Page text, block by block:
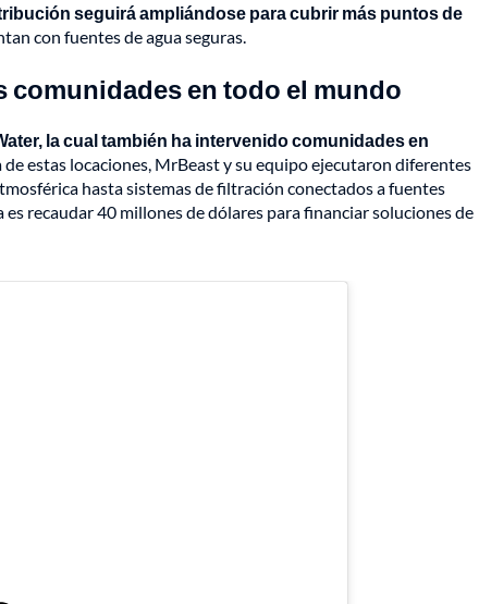
seguirá ampliándose para cubrir más puntos de
con fuentes de agua seguras.
comunidades en todo el mundo
la cual también ha intervenido comunidades en
de estas locaciones, MrBeast y su equipo ejecutaron diferentes
hasta sistemas de filtración conectados a fuentes
recaudar 40 millones de dólares para financiar soluciones de